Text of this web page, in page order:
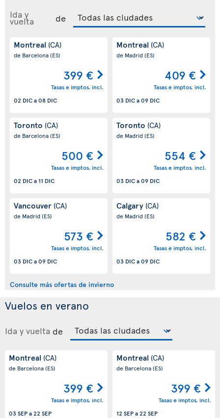
Ida y
vuelta de
Montreal (CA)
de Barcelona(ES)
399 €
Tasas e imptos. incl.
02 DICa08 DIC
Montreal (CA)
de Madrid(ES)
409 €
Tasas e imptos. incl.
03 DICa09 DIC
Toronto (CA)
de Barcelona(ES)
500 €
Tasas e imptos. incl.
02 DICa11 DIC
Toronto (CA)
de Madrid(ES)
554 €
Tasas e imptos. incl.
03 DICa09 DIC
Vancouver (CA)
de Madrid(ES)
573 €
Tasas e imptos. incl.
03 DICa09 DIC
Calgary (CA)
de Madrid(ES)
582 €
Tasas e imptos. incl.
03 DICa09 DIC
Consulte más ofertas de invierno
Vuelos en verano
Ida y vuelta de
Montreal (CA)
de Barcelona(ES)
399 €
Tasas e imptos. incl.
03 SEPa22 SEP
Montreal (CA)
de Barcelona(ES)
399 €
Tasas e imptos. incl.
12 SEPa22 SEP